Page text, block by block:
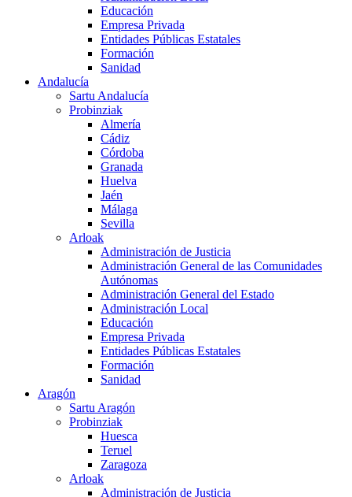
Educación
Empresa Privada
Entidades Públicas Estatales
Formación
Sanidad
Andalucía
Sartu Andalucía
Probinziak
Almería
Cádiz
Córdoba
Granada
Huelva
Jaén
Málaga
Sevilla
Arloak
Administración de Justicia
Administración General de las Comunidades
Autónomas
Administración General del Estado
Administración Local
Educación
Empresa Privada
Entidades Públicas Estatales
Formación
Sanidad
Aragón
Sartu Aragón
Probinziak
Huesca
Teruel
Zaragoza
Arloak
Administración de Justicia